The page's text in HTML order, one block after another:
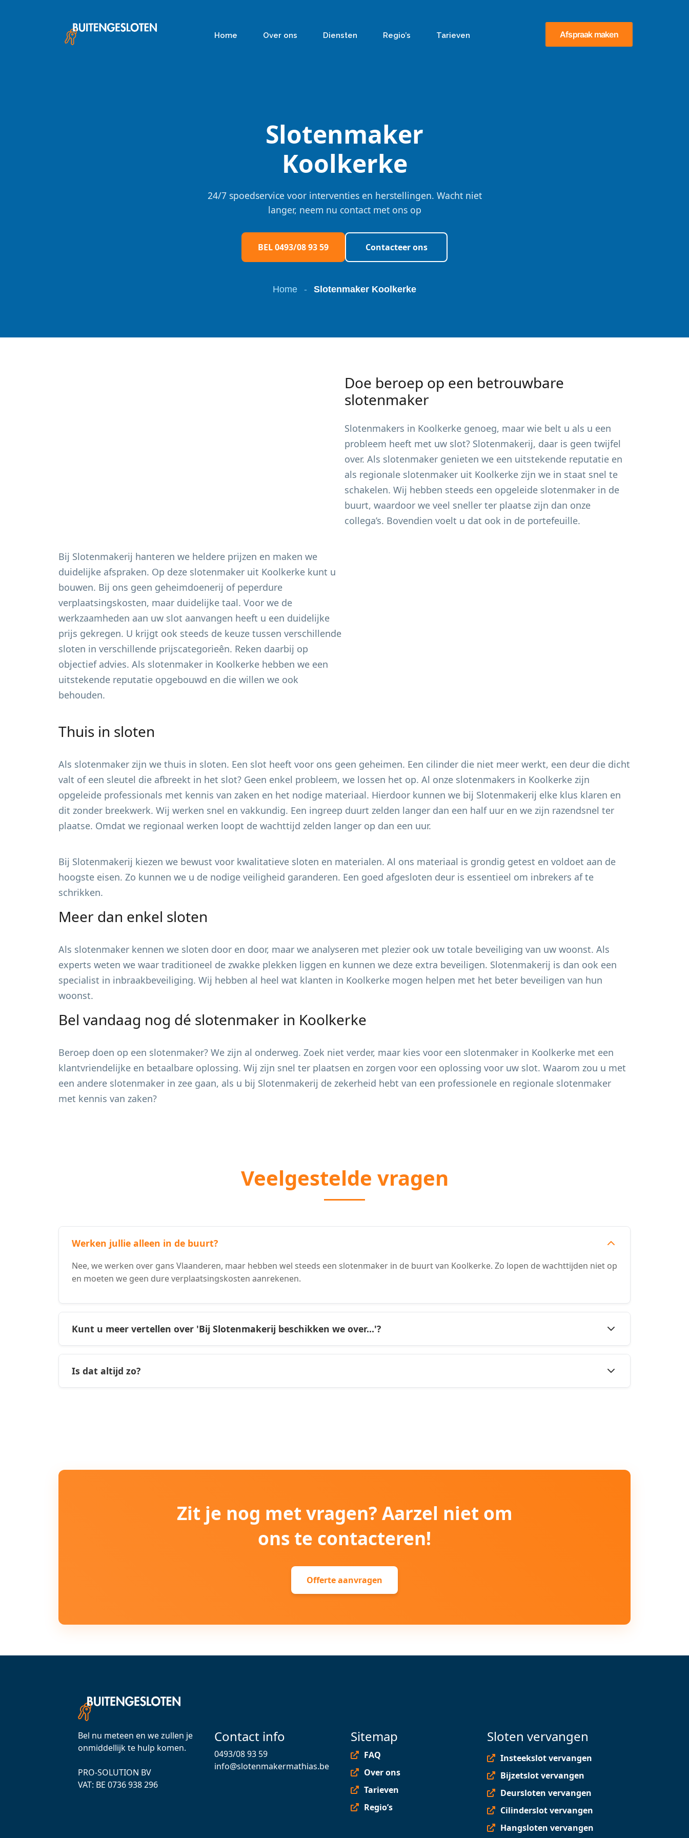
Home Over ons Diensten Regio’s Tarieven Afspraak maken
Slotenmaker
Koolkerke
24/7 spoedservice voor interventies en herstellingen. Wacht niet
langer, neem nu contact met ons op
BEL 0493/08 93 59 Contacteer ons
Home - Slotenmaker Koolkerke
Doe beroep op een betrouwbare
slotenmaker
Slotenmakers in Koolkerke genoeg, maar wie belt u als u een
probleem heeft met uw slot? Slotenmakerij, daar is geen twijfel
over. Als slotenmaker genieten we een uitstekende reputatie en
als regionale slotenmaker uit Koolkerke zijn we in staat snel te
schakelen. Wij hebben steeds een opgeleide slotenmaker in de
buurt, waardoor we veel sneller ter plaatse zijn dan onze
collega’s. Bovendien voelt u dat ook in de portefeuille.
Bij Slotenmakerij hanteren we heldere prijzen en maken we
duidelijke afspraken. Op deze slotenmaker uit Koolkerke kunt u
bouwen. Bij ons geen geheimdoenerij of peperdure
verplaatsingskosten, maar duidelijke taal. Voor we de
werkzaamheden aan uw slot aanvangen heeft u een duidelijke
prijs gekregen. U krijgt ook steeds de keuze tussen verschillende
sloten in verschillende prijscategorieên. Reken daarbij op
objectief advies. Als slotenmaker in Koolkerke hebben we een
uitstekende reputatie opgebouwd en die willen we ook
behouden.
Thuis in sloten
Als slotenmaker zijn we thuis in sloten. Een slot heeft voor ons geen geheimen. Een cilinder die niet meer werkt, een deur die dicht
valt of een sleutel die afbreekt in het slot? Geen enkel probleem, we lossen het op. Al onze slotenmakers in Koolkerke zijn
opgeleide professionals met kennis van zaken en het nodige materiaal. Hierdoor kunnen we bij Slotenmakerij elke klus klaren en
dit zonder breekwerk. Wij werken snel en vakkundig. Een ingreep duurt zelden langer dan een half uur en we zijn razendsnel ter
plaatse. Omdat we regionaal werken loopt de wachttijd zelden langer op dan een uur.
Bij Slotenmakerij kiezen we bewust voor kwalitatieve sloten en materialen. Al ons materiaal is grondig getest en voldoet aan de
hoogste eisen. Zo kunnen we u de nodige veiligheid garanderen. Een goed afgesloten deur is essentieel om inbrekers af te
schrikken.
Meer dan enkel sloten
Als slotenmaker kennen we sloten door en door, maar we analyseren met plezier ook uw totale beveiliging van uw woonst. Als
experts weten we waar traditioneel de zwakke plekken liggen en kunnen we deze extra beveiligen. Slotenmakerij is dan ook een
specialist in inbraakbeveiliging. Wij hebben al heel wat klanten in Koolkerke mogen helpen met het beter beveiligen van hun
woonst.
Bel vandaag nog dé slotenmaker in Koolkerke
Beroep doen op een slotenmaker? We zijn al onderweg. Zoek niet verder, maar kies voor een slotenmaker in Koolkerke met een
klantvriendelijke en betaalbare oplossing. Wij zijn snel ter plaatsen en zorgen voor een oplossing voor uw slot. Waarom zou u met
een andere slotenmaker in zee gaan, als u bij Slotenmakerij de zekerheid hebt van een professionele en regionale slotenmaker
met kennis van zaken?
Veelgestelde vragen
Werken jullie alleen in de buurt?
Nee, we werken over gans Vlaanderen, maar hebben wel steeds een slotenmaker in de buurt van Koolkerke. Zo lopen de wachttijden niet op
en moeten we geen dure verplaatsingskosten aanrekenen.
Kunt u meer vertellen over 'Bij Slotenmakerij beschikken we over...'?
Is dat altijd zo?
Zit je nog met vragen? Aarzel niet om
ons te contacteren!
Offerte aanvragen
Bel nu meteen en we zullen je
onmiddellijk te hulp komen.
PRO-SOLUTION BV
VAT: ВЕ 0736 938 296
Contact info
0493/08 93 59
info@slotenmakermathias.be
Sitemap
FAQ
Over ons
Tarieven
Regio’s
Sloten vervangen
Insteekslot vervangen
Bijzetslot vervangen
Deursloten vervangen
Cilinderslot vervangen
Hangsloten vervangen